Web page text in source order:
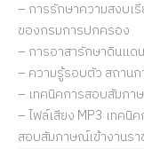
– การรักษาความสงบเ
ของกรมการปกครอง
– การอาสารักษาดินแดน
– ความรู้รอบตัว สถาน
– เทคนิคการสอบสัมภ
– ไฟล์เสียง MP3 เทค
สอบสัมภาษณ์เข้างานรา